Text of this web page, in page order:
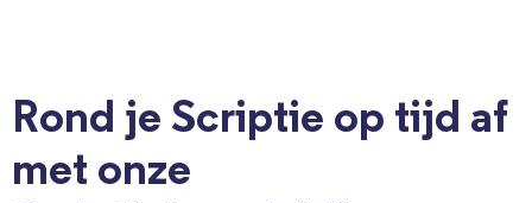
Rond je Scriptie op tijd af
met onze